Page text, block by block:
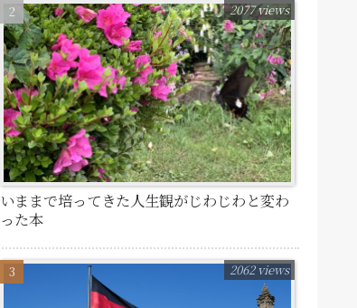
いままで培ってきた人生観がじわじわと変わ
った本
2077 views
2062 views